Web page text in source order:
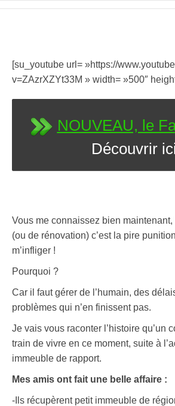
[su_youtube url= »https://
v=ZAzrXZYt33M » width= »500″
NOUVEAU, le
Découvrir ici
Vous me connaissez bien maintenant,
(ou de rénovation) c’est la pire
m’infliger !
Pourquoi ?
Car il faut gérer de l’humain, des
problèmes qui n’en finissent pas.
Je vais vous raconter l’histoire qu’un
train de vivre en ce moment, suite à
immeuble de rapport.
Mes amis ont fait une belle affaire :
-Ils récupèrent petit immeuble de